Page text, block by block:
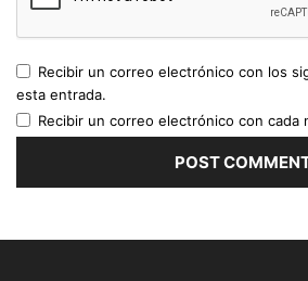
Recibir un correo electrónico con los
esta entrada.
Recibir un correo electrónico con cada